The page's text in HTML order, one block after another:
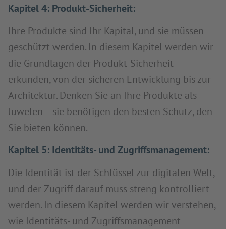
Kapitel 4: Produkt-Sicherheit:
Ihre Produkte sind Ihr Kapital, und sie müssen
geschützt werden. In diesem Kapitel werden wir
die Grundlagen der Produkt-Sicherheit
erkunden, von der sicheren Entwicklung bis zur
Architektur. Denken Sie an Ihre Produkte als
Juwelen – sie benötigen den besten Schutz, den
Sie bieten können.
Kapitel 5: Identitäts- und Zugriffsmanagement:
Die Identität ist der Schlüssel zur digitalen Welt,
und der Zugriff darauf muss streng kontrolliert
werden. In diesem Kapitel werden wir verstehen,
wie Identitäts- und Zugriffsmanagement